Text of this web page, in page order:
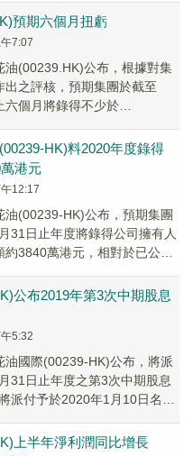
預期六個月扭虧
7:07
油(00239.HK)公布，根據對集
出之評核，預期集團於截至
六個月將錄得不少於
HK)料2020年度錄得
港元
12:17
油(00239-HK)公布，預期集團
31日止年度將錄得公司擁有人
3840萬港元，相對於已公佈
公布2019年第3次中期股息
5:32
油國際(00239-HK)公布，將派
31日止年度之第3次中期股息
派付予於2020年1月10日名列
上半年淨利潤同比增長